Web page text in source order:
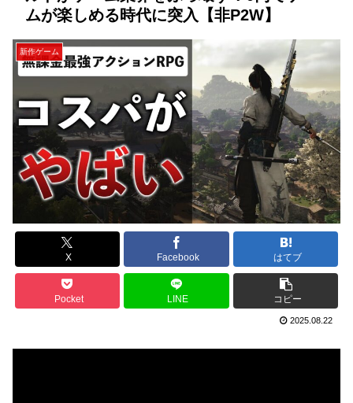
ムが楽しめる時代に突入【非P2W】
新作ゲーム
X Facebook はてブ
Pocket LINE コピー
2025.08.22